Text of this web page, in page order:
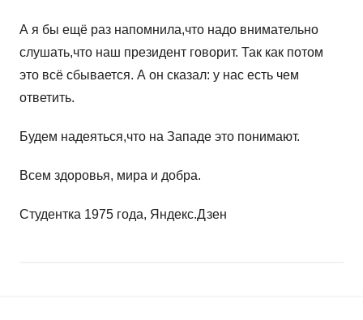
А я бы ещё раз напомнила,что надо внимательно
слушать,что наш президент говорит. Так как потом
это всё сбывается. А он сказал: у нас есть чем
ответить.
Будем надеяться,что на Западе это понимают.
Всем здоровья, мира и добра.
Студентка 1975 года, Яндекс.Дзен